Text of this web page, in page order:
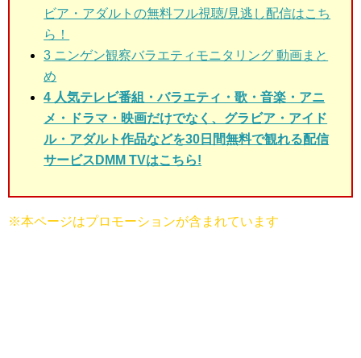
ビア・アダルトの無料フル視聴/見逃し配信はこち
ら！
3 ニンゲン観察バラエティモニタリング 動画まと
め
4 人気テレビ番組・バラエティ・歌・音楽・アニ
メ・ドラマ・映画だけでなく、グラビア・アイド
ル・アダルト作品などを30日間無料で観れる配信
サービスDMM TVはこちら!
※本ページはプロモーションが含まれています